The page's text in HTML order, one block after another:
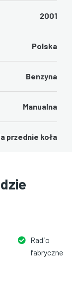
2001
Polska
Benzyna
Manualna
przednie koła
Radio
fabryczne